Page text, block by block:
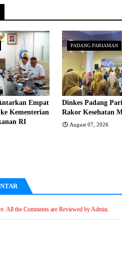
Empat
Kementerian
RI
PADANG PARIAMAN
Dinkes Padang
Rakor Kesehatan
August 07, 2026
All the Comments are Reviewed by Admin.